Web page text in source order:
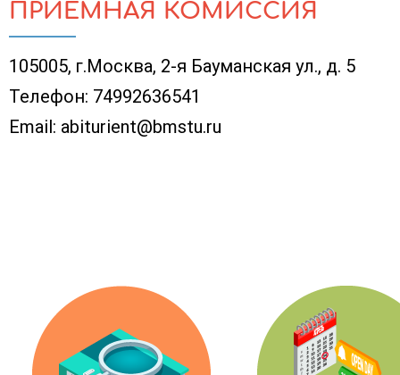
ПРИЁМНАЯ КОМИССИЯ
105005, г.Москва, 2-я Бауманская ул., д. 5
Телефон: 74992636541
Email: abiturient@bmstu.ru